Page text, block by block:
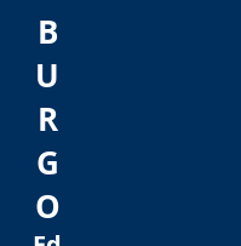
B
U
R
G
O